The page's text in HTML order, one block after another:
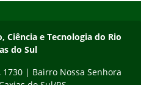
Ciência e Tecnologia do Rio
do Sul
1730 | Bairro Nossa Senhora